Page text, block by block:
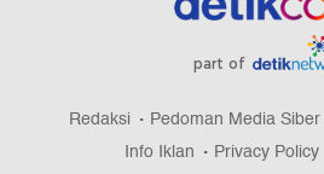
part of
Redaksi Pedoman Media Siber
Info Iklan
Privacy Policy